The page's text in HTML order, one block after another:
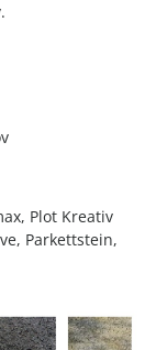
Plot Kreativ
Parkettstein,